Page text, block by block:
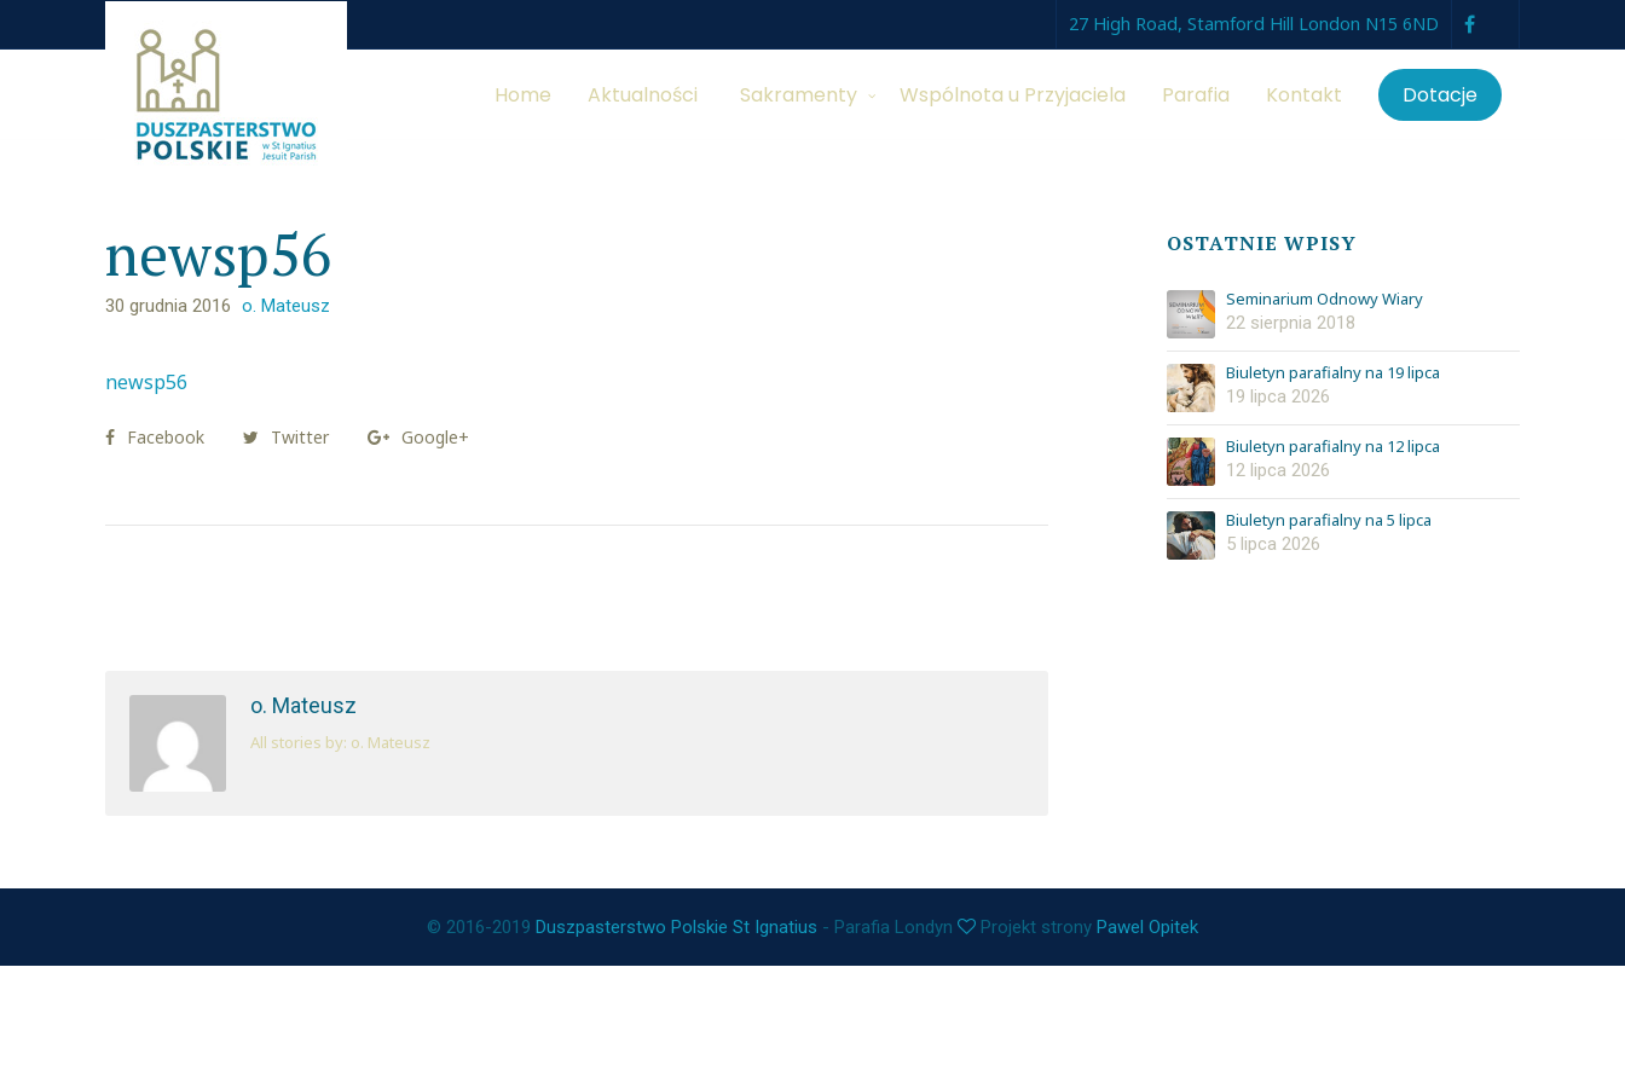
27 High Road, Stamford Hill London N15 6ND
Home Aktualności Sakramenty Wspólnota u Przyjaciela Parafia Kontakt Dotacje
newsp56
30 grudnia 2016 o. Mateusz
newsp56
Facebook Twitter Google+
o. Mateusz
All stories by: o. Mateusz
OSTATNIE WPISY
Seminarium Odnowy Wiary
22 sierpnia 2018
Biuletyn parafialny na 19 lipca
19 lipca 2026
Biuletyn parafialny na 12 lipca
12 lipca 2026
Biuletyn parafialny na 5 lipca
5 lipca 2026
© 2016-2019 Duszpasterstwo Polskie St Ignatius - Parafia Londyn Projekt strony Pawel Opitek